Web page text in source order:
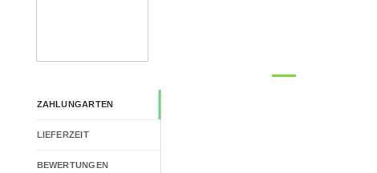
ZAHLUNGARTEN
LIEFERZEIT
BEWERTUNGEN